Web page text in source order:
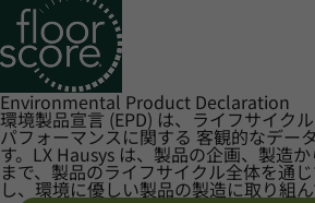
Environmental Product Declaration
環境製品宣言 (EPD) は、ライフサイク
パフォーマンスに関する 客観的なデー
す。LX Hausys は、製品の企画、製造
まで、製品のライフサイクル全体を通
し、環境に優しい製品の製造に取り組